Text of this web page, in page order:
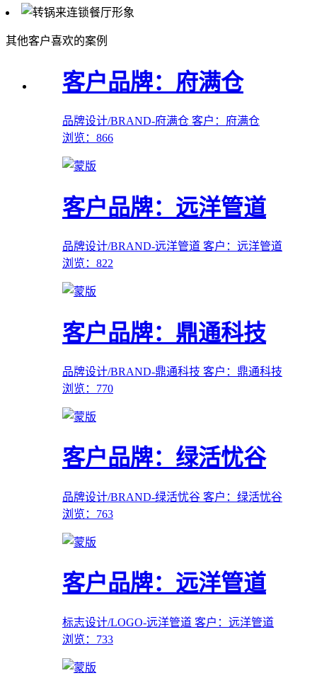
其他客户喜欢的案例
客户品牌：府满仓
品牌设计/BRAND-府满仓 客户：府满仓
浏览：866
客户品牌：远洋管道
品牌设计/BRAND-远洋管道 客户：远洋管道
浏览：822
客户品牌：鼎通科技
品牌设计/BRAND-鼎通科技 客户：鼎通科技
浏览：770
客户品牌：绿活忧谷
品牌设计/BRAND-绿活忧谷 客户：绿活忧谷
浏览：763
客户品牌：远洋管道
标志设计/LOGO-远洋管道 客户：远洋管道
浏览：733